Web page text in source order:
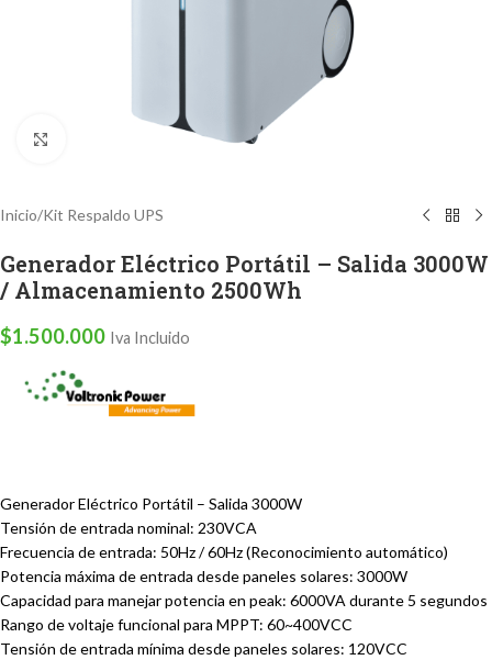
Inicio/Kit Respaldo UPS
Generador Eléctrico Portátil – Salida 3000W
/ Almacenamiento 2500Wh
$1.500.000 Iva Incluido
Generador Eléctrico Portátil – Salida 3000W
Tensión de entrada nominal: 230VCA
Frecuencia de entrada: 50Hz / 60Hz (Reconocimiento automático)
Potencia máxima de entrada desde paneles solares: 3000W
Capacidad para manejar potencia en peak: 6000VA durante 5 segundos
Rango de voltaje funcional para MPPT: 60~400VCC
Tensión de entrada mínima desde paneles solares: 120VCC